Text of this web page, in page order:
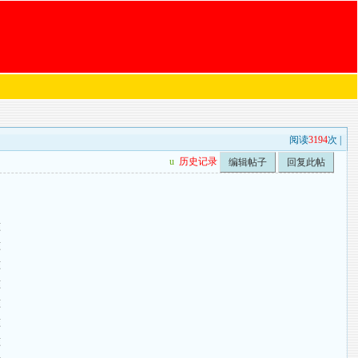
阅读3194次 |
u 历史记录 编辑帖子 回复此帖